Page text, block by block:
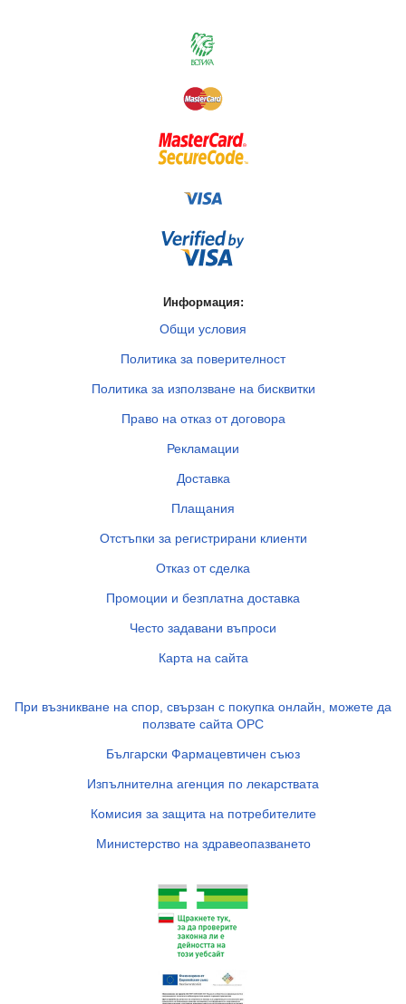
Информация:
Общи условия
Политика за поверителност
Политика за използване на бисквитки
Право на отказ от договора
Рекламации
Доставка
Плащания
Отстъпки за регистрирани клиенти
Отказ от сделка
Промоции и безплатна доставка
Често задавани въпроси
Карта на сайта
При възникване на спор, свързан с покупка онлайн, можете да
ползвате сайта ОРС
Български Фармацевтичен съюз
Изпълнителна агенция по лекарствата
Комисия за защита на потребителите
Министерство на здравеопазването